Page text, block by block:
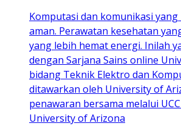
Komputasi dan komunikasi yang
aman. Perawatan kesehatan
yang lebih hemat energi. Inilah
dengan Sarjana Sains online
bidang Teknik Elektro dan
ditawarkan oleh University of
penawaran bersama melalui
University of Arizona